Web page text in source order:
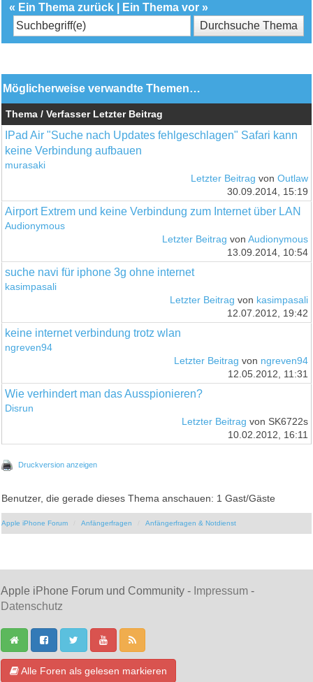
« Ein Thema zurück Ein Thema vor »
Möglicherweise verwandte Themen…
Thema / Verfasser Letzter Beitrag
IPad Air "Suche nach Updates fehlgeschlagen" Safari kann
keine Verbindung aufbauen
murasaki
Letzter Beitrag von Outlaw
30.09.2014, 15:19
Airport Extrem und keine Verbindung zum Internet über LAN
Audionymous
Letzter Beitrag von Audionymous
13.09.2014, 10:54
suche navi für iphone 3g ohne internet
kasimpasali
Letzter Beitrag von kasimpasali
12.07.2012, 19:42
keine internet verbindung trotz wlan
ngreven94
Letzter Beitrag von ngreven94
12.05.2012, 11:31
Wie verhindert man das Ausspionieren?
Disrun
Letzter Beitrag von SK6722s
10.02.2012, 16:11
Druckversion anzeigen
Benutzer, die gerade dieses Thema anschauen: 1 Gast/Gäste
Apple iPhone Forum Anfängerfragen Anfängerfragen & Notdienst
Apple iPhone Forum und Community - Impressum -
Datenschutz
Alle Foren als gelesen markieren